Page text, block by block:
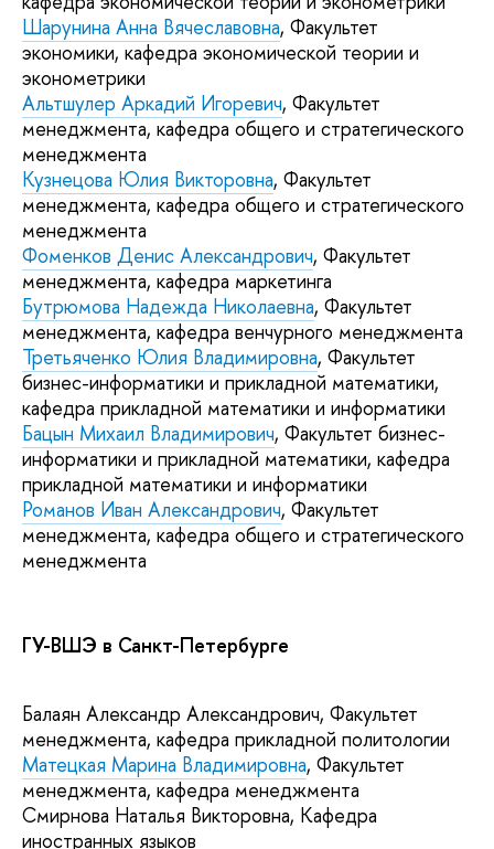
Шарунина Анна Вячеславовна, Факультет
экономики, кафедра экономической теории и
эконометрики
Альтшулер Аркадий Игоревич, Факультет
менеджмента, кафедра общего и стратегического
менеджмента
Кузнецова Юлия Викторовна, Факультет
менеджмента, кафедра общего и стратегического
менеджмента
Фоменков Денис Александрович, Факультет
менеджмента, кафедра маркетинга
Бутрюмова Надежда Николаевна, Факультет
менеджмента, кафедра венчурного менеджмента
Третьяченко Юлия Владимировна, Факультет
бизнес-информатики и прикладной математики,
кафедра прикладной математики и информатики
Бацын Михаил Владимирович, Факультет бизнес-
информатики и прикладной математики, кафедра
прикладной математики и информатики
Романов Иван Александрович, Факультет
менеджмента, кафедра общего и стратегического
менеджмента
ГУ-ВШЭ в Санкт-Петербурге
Балаян Александр Александрович, Факультет
менеджмента, кафедра прикладной политологии
Матецкая Марина Владимировна, Факультет
менеджмента, кафедра менеджмента
Смирнова Наталья Викторовна, Кафедра
иностранных языков